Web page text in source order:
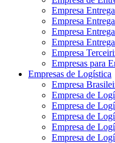
Empresa
Empresa
Empresa
Empresa
Empresa
Empresas para
Empresas de Logística
Empresa
Empresa de
Empresa de
Empresa de
Empresa de
Empresa de